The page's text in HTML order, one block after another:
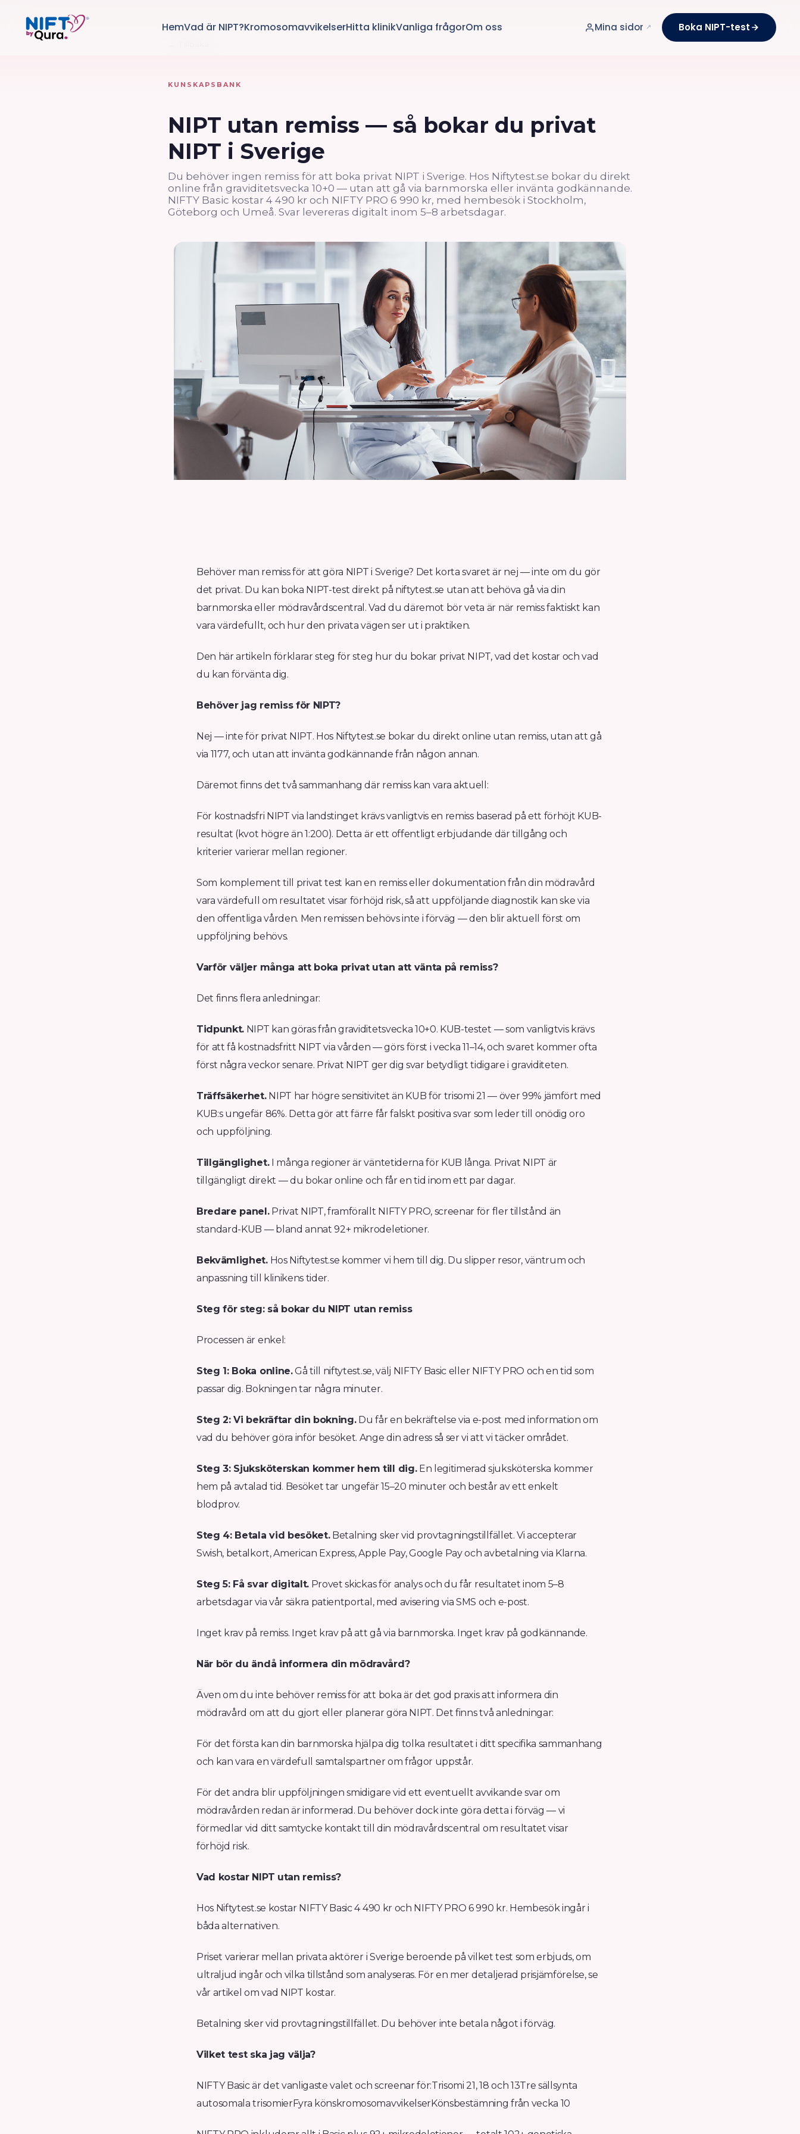
KUNSKAPSBANK
NIPT utan remiss — så bokar du privat
NIPT i Sverige
Du behöver ingen remiss för att boka privat NIPT i Sverige. Hos Niftytest.se bokar du direkt
online från graviditetsvecka 10+0 — utan att gå via barnmorska eller invänta godkännande.
NIFTY Basic kostar 4 490 kr och NIFTY PRO 6 990 kr, med hembesök i Stockholm,
Göteborg och Umeå. Svar levereras digitalt inom 5–8 arbetsdagar.
Behöver man remiss för att göra NIPT i Sverige? Det korta svaret är nej — inte om du gör
det privat. Du kan boka NIPT-test direkt på niftytest.se utan att behöva gå via din
barnmorska eller mödravårdscentral. Vad du däremot bör veta är när remiss faktiskt kan
vara värdefullt, och hur den privata vägen ser ut i praktiken.
Den här artikeln förklarar steg för steg hur du bokar privat NIPT, vad det kostar och vad
du kan förvänta dig.
Behöver jag remiss för NIPT?
Nej — inte för privat NIPT. Hos Niftytest.se bokar du direkt online utan remiss, utan att gå
via 1177, och utan att invänta godkännande från någon annan.
Däremot finns det två sammanhang där remiss kan vara aktuell:
För kostnadsfri NIPT via landstinget krävs vanligtvis en remiss baserad på ett förhöjt KUB-
resultat (kvot högre än 1:200). Detta är ett offentligt erbjudande där tillgång och
kriterier varierar mellan regioner.
Som komplement till privat test kan en remiss eller dokumentation från din mödravård
vara värdefull om resultatet visar förhöjd risk, så att uppföljande diagnostik kan ske via
den offentliga vården. Men remissen behövs inte i förväg — den blir aktuell först om
uppföljning behövs.
Varför väljer många att boka privat utan att vänta på remiss?
Det finns flera anledningar:
Tidpunkt. NIPT kan göras från graviditetsvecka 10+0. KUB-testet — som vanligtvis krävs
för att få kostnadsfritt NIPT via vården — görs först i vecka 11–14, och svaret kommer ofta
först några veckor senare. Privat NIPT ger dig svar betydligt tidigare i graviditeten.
Träffsäkerhet.NIPT har högre sensitivitet än KUB för trisomi 21 — över 99% jämfört med
KUB:s ungefär 86%. Detta gör att färre får falskt positiva svar som leder till onödig oro
och uppföljning.
Tillgänglighet.I många regioner är väntetiderna för KUB långa. Privat NIPT är
tillgängligt direkt — du bokar online och får en tid inom ett par dagar.
Bredare panel.Privat NIPT, framförallt NIFTY PRO, screenar för fler tillstånd än
standard-KUB — bland annat 92+ mikrodeletioner.
Bekvämlighet.Hos Niftytest.se kommer vi hem till dig. Du slipper resor, väntrum och
anpassning till klinikens tider.
Steg för steg: så bokar du NIPT utan remiss
Processen är enkel:
Steg 1: Boka online.Gå till niftytest.se, välj NIFTY Basic eller NIFTY PRO och en tid som
passar dig. Bokningen tar några minuter.
Steg 2: Vi bekräftar din bokning.Du får en bekräftelse via e-post med information om
vad du behöver göra inför besöket. Ange din adress så ser vi att vi täcker området.
Steg 3: Sjuksköterskan kommer hem till dig.En legitimerad sjuksköterska kommer
hem på avtalad tid. Besöket tar ungefär 15–20 minuter och består av ett enkelt
blodprov.
Steg 4: Betala vid besöket.Betalning sker vid provtagningstillfället. Vi accepterar
Swish, betalkort, American Express, Apple Pay, Google Pay och avbetalning via Klarna.
Steg 5: Få svar digitalt. Provet skickas för analys och du får resultatet inom 5–8
arbetsdagar via vår säkra patientportal, med avisering via SMS och e-post.
Inget krav på remiss. Inget krav på att gå via barnmorska. Inget krav på godkännande.
När bör du ändå informera din mödravård?
Även om du inte behöver remiss för att boka är det god praxis att informera din
mödravård om att du gjort eller planerar göra NIPT. Det finns två anledningar:
För det första kan din barnmorska hjälpa dig tolka resultatet i ditt specifika sammanhang
och kan vara en värdefull samtalspartner om frågor uppstår.
För det andra blir uppföljningen smidigare vid ett eventuellt avvikande svar om
mödravården redan är informerad. Du behöver dock inte göra detta i förväg — vi
förmedlar vid ditt samtycke kontakt till din mödravårdscentral om resultatet visar
förhöjd risk.
Vad kostar NIPT utan remiss?
Hos Niftytest.se kostar NIFTY Basic 4 490 kr och NIFTY PRO 6 990 kr. Hembesök ingår i
båda alternativen.
Priset varierar mellan privata aktörer i Sverige beroende på vilket test som erbjuds, om
ultraljud ingår och vilka tillstånd som analyseras. För en mer detaljerad prisjämförelse, se
vår artikel om vad NIPT kostar.
Betalning sker vid provtagningstillfället. Du behöver inte betala något i förväg.
Vilket test ska jag välja?
NIFTY Basic är det vanligaste valet och screenar för:Trisomi 21, 18 och 13Tre sällsynta
autosomala trisomierFyra könskromosomavvikelserKönsbestämning från vecka 10
HemVad är NIPT?KromosomavvikelserHitta klinikVanliga frågorOm oss Mina sidor Boka NIPT-test